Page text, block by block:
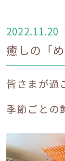
2022.11.20
癒しの「
皆さまが過
季節ごとの